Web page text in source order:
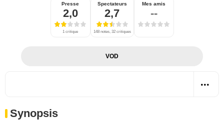
Presse
2,0
1 critique
Spectateurs
2,7
148 notes, 32 critiques
Mes amis
--
VOD
Synopsis